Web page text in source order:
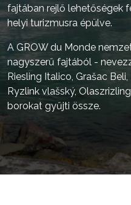
fajtában rejlő lehetőségek
helyi turizmusra épülve.
A GROW du Monde
nagyszerű fajtából -
Riesling Italico, Grašac
Ryzlink vlašský,
borokat gyűjti össze.